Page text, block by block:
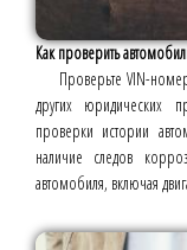
Как проверить
Проверьте VIN-
других юридических
проверки истории
наличие следов
автомобиля, включая